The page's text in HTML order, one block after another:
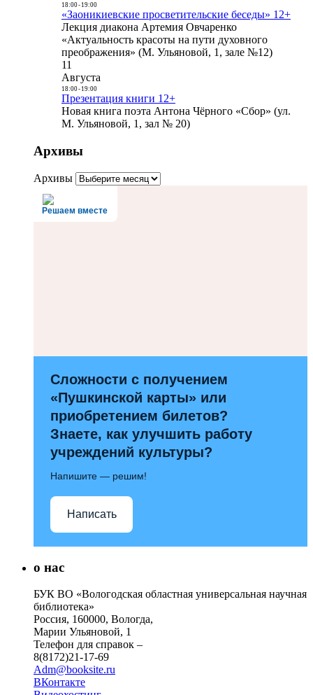
18:00- 19:00
«Заоникиевские просветительские беседы» 12+
Лекция диакона Артемия Овчаренко
«Актуальность красоты на пути духовного
преображения» (М. Ульяновой, 1, зале №12)
11
Августа
18:00- 19:00
Презентация книги 12+
Новая книга поэта Антона Чёрного «Сбор» (ул.
М. Ульяновой, 1, зал № 20)
Архивы
Архивы
Решаем вместе
Сложности с получением
«Пушкинской карты» или
приобретением билетов?
Знаете, как улучшить работу
учреждений культуры?
Напишите — решим!
Написать
о нас
БУК ВО «Вологодская областная универсальная научная
библиотека»
Россия, 160000, Вологда,
Марии Ульяновой, 1
Телефон для справок –
8(8172)21-17-69
Adm@booksite.ru
ВКонтакте